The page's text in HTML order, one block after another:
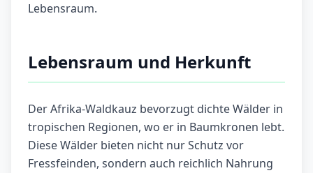
Lebensraum.
Lebensraum und Herkunft
Der Afrika-Waldkauz bevorzugt dichte Wälder in
tropischen Regionen, wo er in Baumkronen lebt.
Diese Wälder bieten nicht nur Schutz vor
Fressfeinden, sondern auch reichlich Nahrung